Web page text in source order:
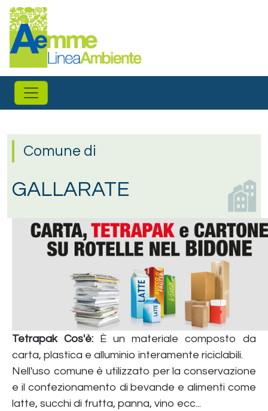
Salta al contenuto principale
Comune di
GALLARATE
Tetrapak Cos'è: È un materiale composto da
carta, plastica e alluminio interamente riciclabili.
Nell'uso comune è utilizzato per la conservazione
e il confezionamento di bevande e alimenti come
latte, succhi di frutta, panna, vino ecc...